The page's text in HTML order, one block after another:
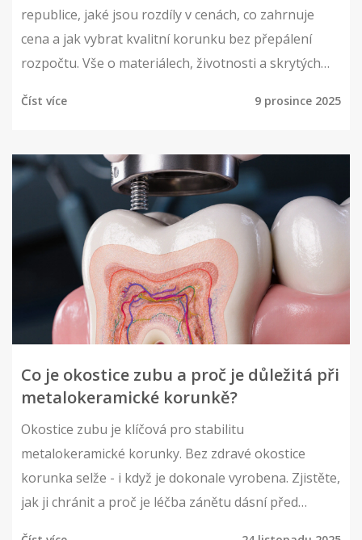
republice, jaké jsou rozdíly v cenách, co zahrnuje
cena a jak vybrat kvalitní korunku bez přepálení
rozpočtu. Vše o materiálech, životnosti a skrytých
Číst více 9 prosince 2025
Co je okostice zubu a proč je důležitá při
metalokeramické korunkě?
Okostice zubu je klíčová pro stabilitu
metalokeramické korunky. Bez zdravé okostice
korunka selže - i když je dokonale vyrobena. Zjistěte,
jak ji chránit a proč je léčba zánětu dásní před